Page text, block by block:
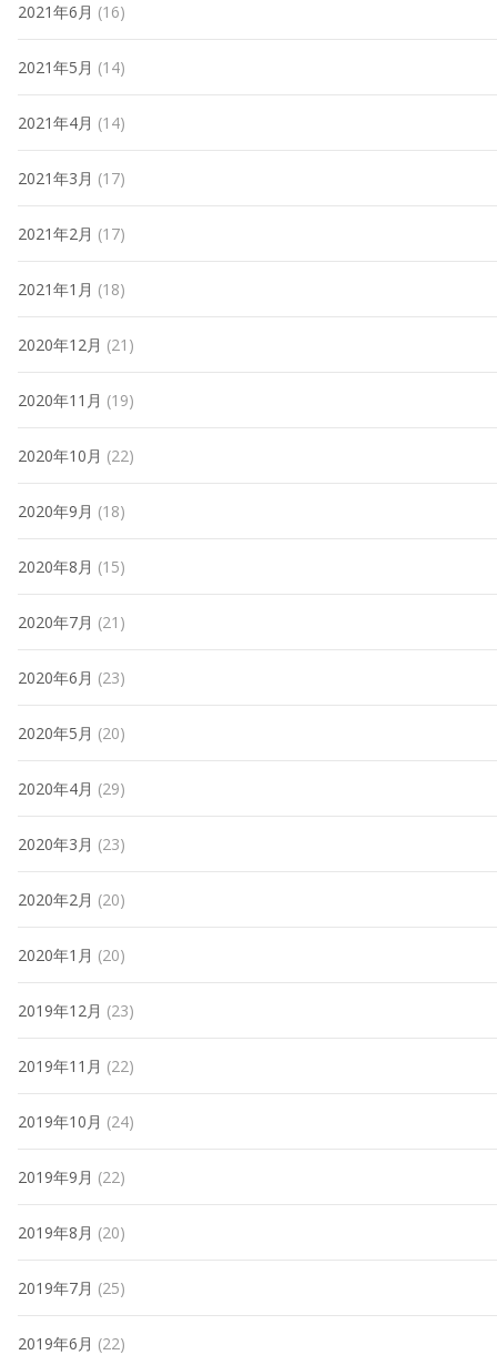
2021年6月 (16)
2021年5月 (14)
2021年4月 (14)
2021年3月 (17)
2021年2月 (17)
2021年1月 (18)
2020年12月 (21)
2020年11月 (19)
2020年10月 (22)
2020年9月 (18)
2020年8月 (15)
2020年7月 (21)
2020年6月 (23)
2020年5月 (20)
2020年4月 (29)
2020年3月 (23)
2020年2月 (20)
2020年1月 (20)
2019年12月 (23)
2019年11月 (22)
2019年10月 (24)
2019年9月 (22)
2019年8月 (20)
2019年7月 (25)
2019年6月 (22)